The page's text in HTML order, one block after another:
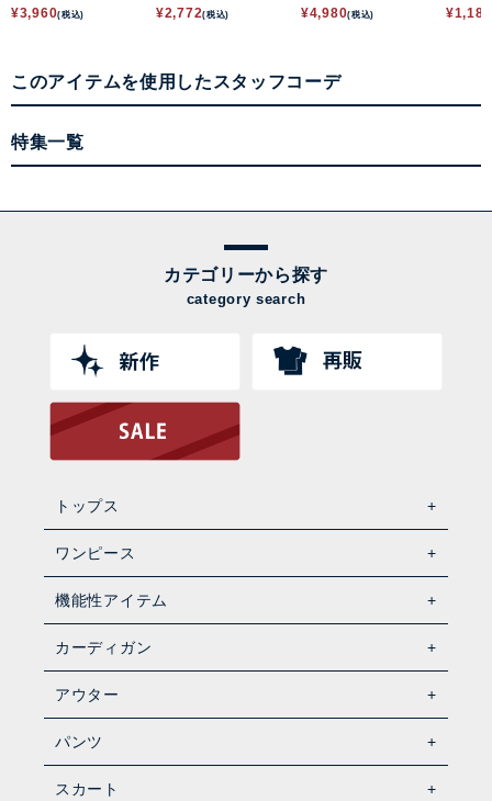
ンカーディガン
¥3,960(税込)
ディガン
¥2,772(税込)
ン
¥4,980(税込)
ットカ
¥1,188
このアイテムを使用したスタッフコーデ
特集一覧
カテゴリーから探す
category search
トップス
ワンピース
機能性アイテム
カーディガン
アウター
パンツ
スカート